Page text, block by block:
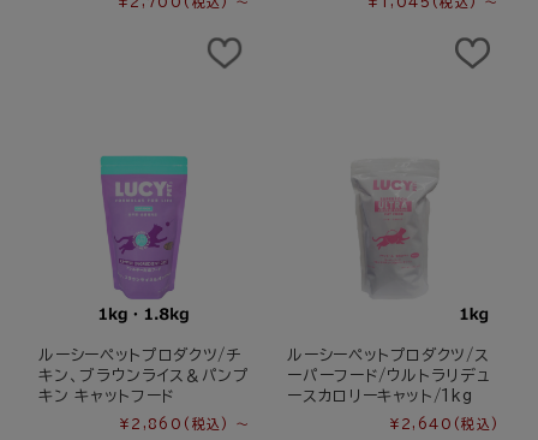
ルーシーペットプロダクツ/チ
キン、ブラウンライス＆パンプ
キン キャットフード
¥2,860 (税込) ～
ルーシーペットプロダクツ/ス
ーパーフード/ウルトラリデュ
ースカロリーキャット/1kg
¥2,640 (税込)